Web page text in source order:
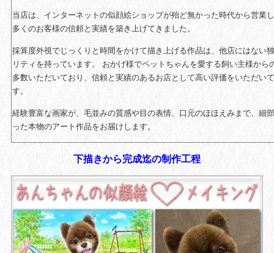
当店は、インターネットの似顔絵ショップが殆ど無かった時代から営業
多くのお客様の信頼と実績を築き上げてきました。
採算度外視でじっくりと時間をかけて描き上げる作品は、 他店にはない
リティを持っています。 おかげ様でペットちゃんを愛する飼い主様から
多数いただいており、信頼と実績のあるお店として高い評価をいただい
す。
経験豊富な画家が、毛並みの質感や目の表情、口元のほほえみまで、細
った本物のアート作品をお届けします。
下描きから完成迄の制作工程